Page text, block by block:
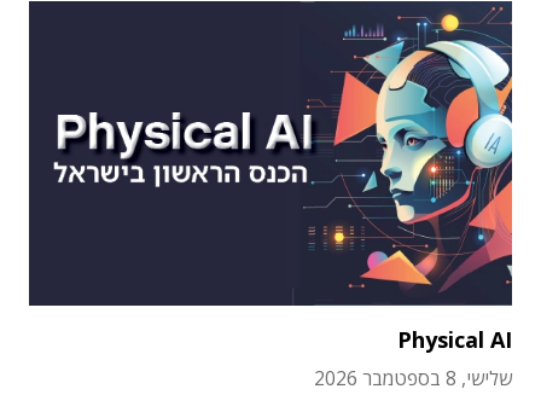
Physical AI
שלישי, 8 בספטמבר 2026